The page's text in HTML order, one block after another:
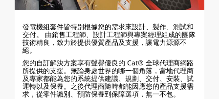
發電機組套件皆特別根據您的需求來設計、製作、測試和
交付。 由銷售工程師、設計工程師與專案經理組成的團隊
技術精良，致力於提供優質產品及支援，讓電力源源不
絕。
您的自訂解決方案享有聲譽優良的 Cat® 全球代理商網路
所提供的支援。無論身處世界的哪一個角落，當地代理商
及專家都能為您的系統提供建議、規劃、交付、安裝、試
運轉以及保養。之後代理商隨時都能因應您的產品支援需
求，從零件識別、預防保養到保障選項，無一不包。